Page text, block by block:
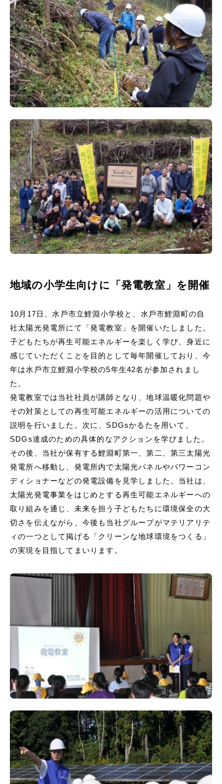
地域の小学生向けに「発電教室」を開催
10⽉17⽇、⽔⼾市⽴鯉淵⼩学校と、⽔⼾市鯉淵町の⾃
社太陽光発電所にて「発電教室」を開催いたしました。
⼦どもたちが再⽣可能エネルギーを楽しく学び、⾝近に
感じていただくことを⽬的として毎年開催しており、今
年は⽔⼾市⽴鯉淵⼩学校の5年⽣42名が参加されまし
た。
発電教室では当社社員が講師となり、地球温暖化問題や
その対策としての再⽣可能エネルギーの活⽤についての
説明を⾏いました。次に、SDGsかるたを⽤いて、
SDGs達成のための具体的なアクションを学びました。
その後、当社が保有する鯉淵町第⼀、第⼆、第三太陽光
発電所へ移動し、発電所内で太陽光パネルやパワーコン
ディショナーなどの発電設備を⾒学しました。当社は、
太陽光発電事業をはじめとする再⽣可能エネルギーへの
取り組みを通じ、未来を担う⼦どもたちに環境保全の⼤
切さを伝えながら、今後も当社グループがマテリアリテ
ィの⼀つとして掲げる「クリーンな地球環境をつくる」
の実現を⽬指してまいります。